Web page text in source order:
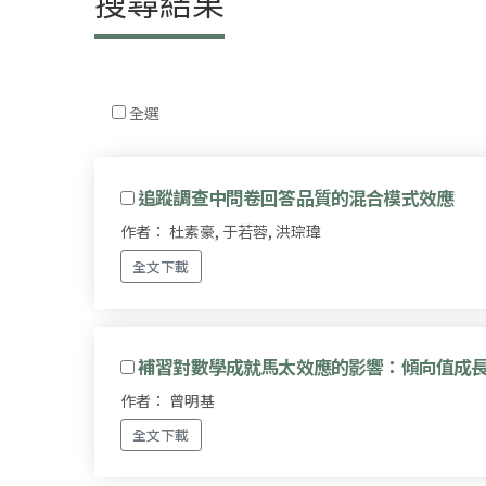
全選
追蹤調查中問卷回答品質的混合模式效應
作者： 杜素豪, 于若蓉, 洪琮瑋
全文下載
補習對數學成就馬太效應的影響：傾向值成
作者： 曾明基
全文下載